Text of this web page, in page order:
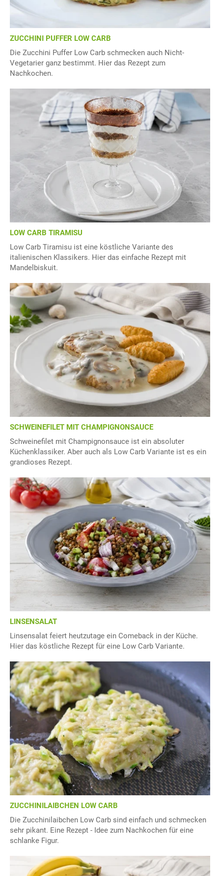
ZUCCHINI PUFFER LOW CARB
Die Zucchini Puffer Low Carb schmecken auch Nicht-
Vegetarier ganz bestimmt. Hier das Rezept zum
Nachkochen.
LOW CARB TIRAMISU
Low Carb Tiramisu ist eine köstliche Variante des
italienischen Klassikers. Hier das einfache Rezept mit
Mandelbiskuit.
SCHWEINEFILET MIT CHAMPIGNONSAUCE
Schweinefilet mit Champignonsauce ist ein absoluter
Küchenklassiker. Aber auch als Low Carb Variante ist es ein
grandioses Rezept.
LINSENSALAT
Linsensalat feiert heutzutage ein Comeback in der Küche.
Hier das köstliche Rezept für eine Low Carb Variante.
ZUCCHINILAIBCHEN LOW CARB
Die Zucchinilaibchen Low Carb sind einfach und schmecken
sehr pikant. Eine Rezept - Idee zum Nachkochen für eine
schlanke Figur.